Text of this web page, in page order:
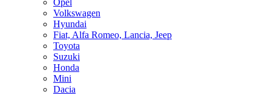
Opel
Volkswagen
Hyundai
Fiat, Alfa Romeo, Lancia, Jeep
Toyota
Suzuki
Honda
Mini
Dacia